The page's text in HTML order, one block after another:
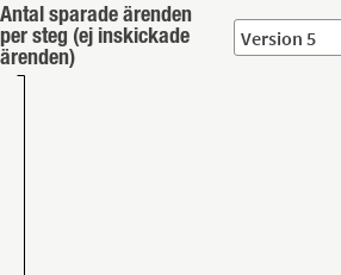
Antal sparade ärenden
per steg (ej inskickade
ärenden)